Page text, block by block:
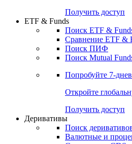
Получить доступ
ETF & Funds
Поиск ETF &
Сравнение ETF &
Поиск ПИФ
Поиск Mutual
Попробуйте 7-
Откройте
Получить доступ
Деривативы
Поиск
Валютные и